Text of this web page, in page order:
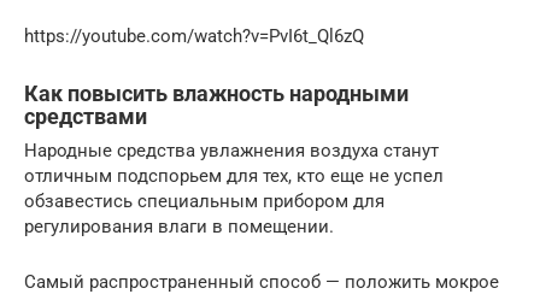
https://youtube.com/watch?v=PvI6t_Ql6zQ
Как повысить влажность народными
средствами
Народные средства увлажнения воздуха станут
отличным подспорьем для тех, кто еще не успел
обзавестись специальным прибором для
регулирования влаги в помещении.
Самый распространенный способ — положить мокрое